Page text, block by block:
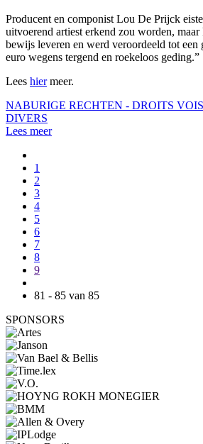
Producent en componist Lou De Prijck
uitvoerend artiest erkend zou worden,
bewijs leveren en werd veroordeeld tot een
euro wegens tergend en roekeloos geding.”
Lees hiermeer.
NABURIGE RECHTEN - DROITS
DIVERS
Lees meer
1
2
3
4
5
6
7
8
9
81 - 85 van 85
SPONSORS